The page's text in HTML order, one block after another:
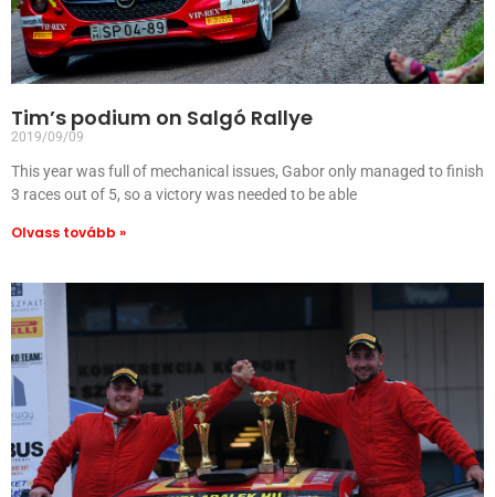
Tim’s podium on Salgó Rallye
2019/09/09
This year was full of mechanical issues, Gabor only managed to finish
3 races out of 5, so a victory was needed to be able
Olvass tovább »